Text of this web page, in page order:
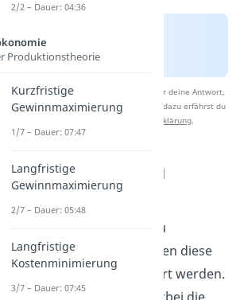
Nach Beantwortung speichern wir deine Antwort,
um Studyflix zu verbessern. Mehr dazu erfährst du
Datenschutzerklärung.
Internalisierung
externer Kosten
Um externe Effekte zu
internalisieren
, müssen diese
zunächst monetarisiert werden.
2/2 – Dauer: 04:36
Produktionstheorie
Kurzfristige
Gewinnmaximierung
1/7 – Dauer: 07:47
Langfristige
Gewinnmaximierung
2/7 – Dauer: 05:48
Langfristige
Kostenminimierung
3/7 – Dauer: 07:45